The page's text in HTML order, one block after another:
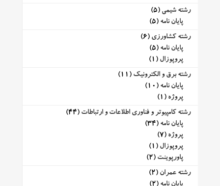
رشته شیمی (5)
پایان نامه (5)
رشته کشاورزی (6)
پایان نامه (5)
پروپوزال (1)
رشته برق و الکترونیک (11)
پایان نامه (10)
پروژه (1)
رشته کامپیوتر و فناوری اطلاعات و ارتباطات (44)
پایان نامه (34)
پروژه (7)
پروپوزال (1)
پاورپوینت (2)
رشته عمران (2)
پایان نامه (2)